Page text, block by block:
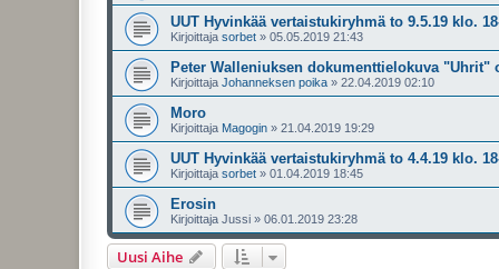
UUT Hyvinkää vertaistukiryhmä to 9.5.19 klo.
Kirjoittaja sorbet » 05.05.2019 21:43
Peter Walleniuksen dokumenttielokuva "Uhrit"
Kirjoittaja Johanneksen poika » 22.04.2019 02:10
Moro
Kirjoittaja Magogin » 21.04.2019 19:29
UUT Hyvinkää vertaistukiryhmä to 4.4.19 klo.
Kirjoittaja sorbet » 01.04.2019 18:45
Erosin
Kirjoittaja Jussi » 06.01.2019 23:28
Uusi Aihe